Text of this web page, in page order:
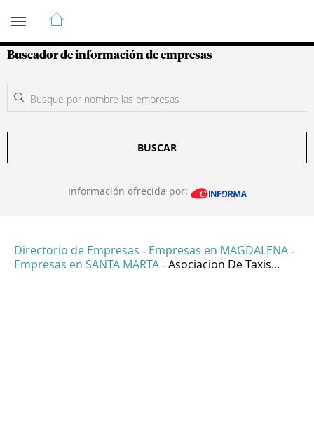
Guía de Empresas Colombianas
Buscador de información de empresas
BUSCAR
Información ofrecida por:
Directorio de Empresas - Empresas en MAGDALENA -
Empresas en SANTA MARTA - Asociacion De Taxis...